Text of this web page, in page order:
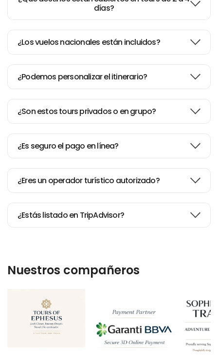
días?
¿Los vuelos nacionales están incluidos?
¿Podemos personalizar el itinerario?
¿Son estos tours privados o en grupo?
¿Es seguro el pago en línea?
¿Eres un operador turístico autorizado?
¿Estás listado en TripAdvisor?
Nuestros compañeros